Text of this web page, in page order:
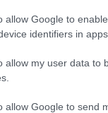
allow Google to
identifiers in apps.
allow my user data to
allow Google to send